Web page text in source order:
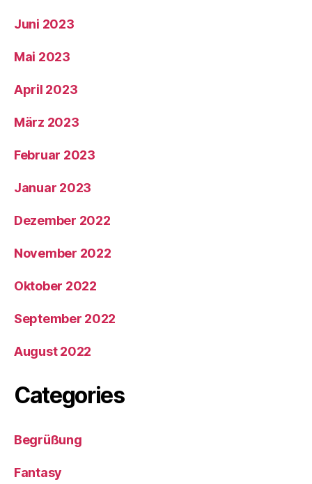
Juni 2023
Mai 2023
April 2023
März 2023
Februar 2023
Januar 2023
Dezember 2022
November 2022
Oktober 2022
September 2022
August 2022
Categories
Begrüßung
Fantasy